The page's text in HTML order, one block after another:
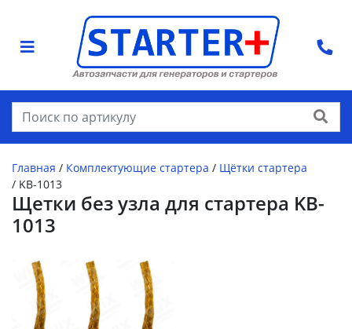
Найти
Главная / Комплектующие стартера / Щётки стартера
/ KB-1013
Щетки без узла для стартера KB-
1013